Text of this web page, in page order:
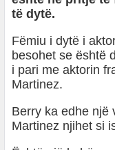
të dytë.
Fëmiu i dytë i
besohet se është
i pari me aktorin
Martinez.
Berry ka edhe një
Martinez njihet si